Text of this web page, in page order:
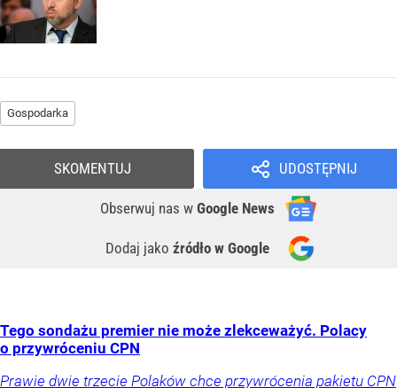
Gospodarka
UDOSTĘPNIJ
Obserwuj nas w Google News
Dodaj jako źródło w Google
SKOMENTUJ
Tego sondażu premier nie może zlekceważyć. Polacy
o przywróceniu CPN
Prawie dwie trzecie Polaków chce przywrócenia pakietu CPN